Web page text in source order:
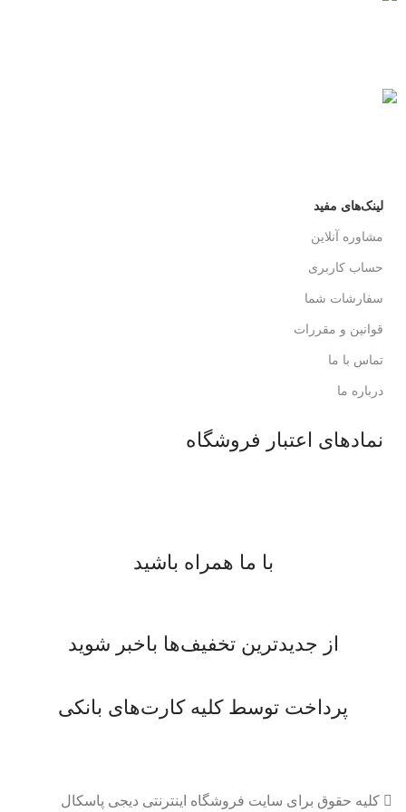
لینک‌های مفید
مشاوره آنلاین
حساب کاربری
سفارشات شما
قوانین و مقررات
تماس با ما
درباره ما
نمادهای اعتبار فروشگاه
با ما همراه باشید
از جدیدترین تخفیف‌ها باخبر شوید
پرداخت توسط کلیه کارت‌های بانکی
کلیه حقوق برای سایت فروشگاه اینترنتی دیجی پاسکال